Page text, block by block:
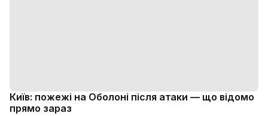
Київ: пожежі на Оболоні після атаки — що відомо
прямо зараз